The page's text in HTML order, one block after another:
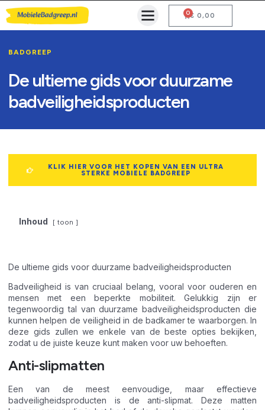
€ 0,00
0
BADGREEP
De ultieme gids voor duurzame
badveiligheidsproducten
KLIK HIER VOOR HET KOPEN VAN EEN ULTRA
STERKE MOBIELE BADGREEP
Inhoud toon
De ultieme gids voor duurzame badveiligheidsproducten
Badveiligheid is van cruciaal belang, vooral voor ouderen en
mensen met een beperkte mobiliteit. Gelukkig zijn er
tegenwoordig tal van duurzame badveiligheidsproducten die
kunnen helpen de veiligheid in de badkamer te waarborgen. In
deze gids zullen we enkele van de beste opties bekijken,
zodat u de juiste keuze kunt maken voor uw behoeften.
Anti-slipmatten
Een van de meest eenvoudige, maar effectieve
badveiligheidsproducten is de anti-slipmat. Deze matten